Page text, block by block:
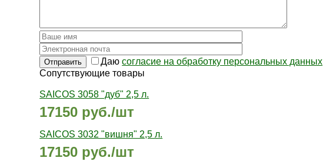
Отправить Даюсогласие на обработку персональных данных
Сопутствующие товары
SAICOS 3058 "дуб" 2,5 л.
17150 руб./шт
SAICOS 3032 "вишня" 2,5 л.
17150 руб./шт